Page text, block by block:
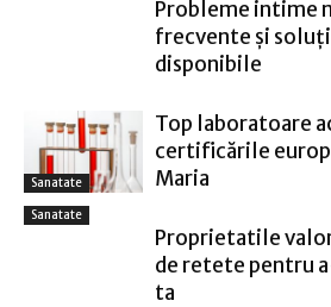
Probleme intime
frecvente și
disponibile
Sanatate
Top laboratoare
certificările
Maria
Sanatate
Proprietatile
de retete pentru
ta